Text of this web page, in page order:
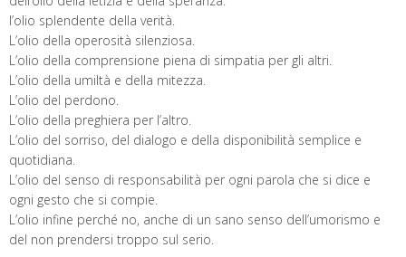
l’olio splendente della verità.
L’olio della operosità silenziosa.
L’olio della comprensione piena di simpatia per gli altri.
L’olio della umiltà e della mitezza.
L’olio del perdono.
L’olio della preghiera per l’altro.
L’olio del sorriso, del dialogo e della disponibilità semplice e
quotidiana.
L’olio del senso di responsabilità per ogni parola che si dice e
ogni gesto che si compie.
L’olio infine perché no, anche di un sano senso dell’umorismo e
del non prendersi troppo sul serio.